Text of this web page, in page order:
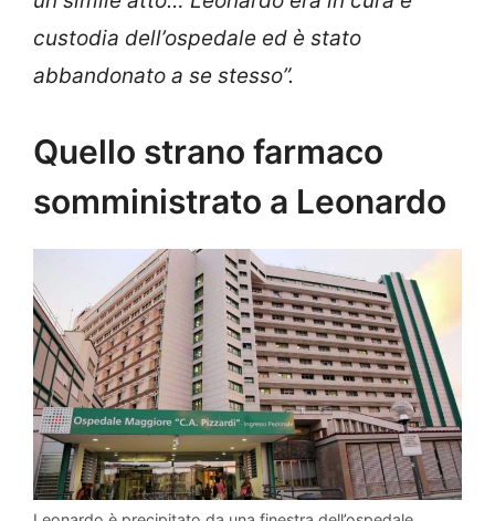
custodia dell’ospedale ed è stato
abbandonato a se stesso”.
Quello strano farmaco
somministrato a Leonardo